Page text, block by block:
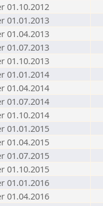
01.10.2012
01.01.2013
01.04.2013
01.07.2013
01.10.2013
01.01.2014
01.04.2014
01.07.2014
01.10.2014
01.01.2015
01.04.2015
01.07.2015
01.10.2015
01.01.2016
01.04.2016